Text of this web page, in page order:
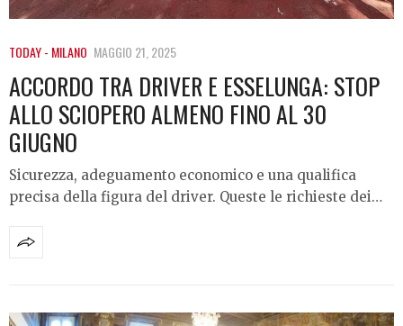
TODAY - MILANO MAGGIO 21, 2025
ACCORDO TRA DRIVER E ESSELUNGA: STOP
ALLO SCIOPERO ALMENO FINO AL 30
GIUGNO
Sicurezza, adeguamento economico e una qualifica
precisa della figura del driver. Queste le richieste dei…